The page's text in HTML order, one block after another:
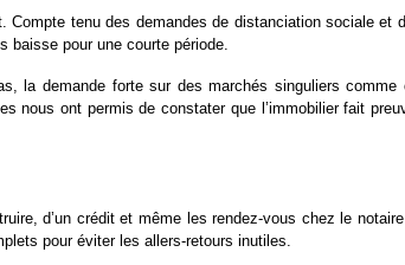
Compte tenu des demandes de distanciation sociale et
pour une courte période.
la demande forte sur des marchés singuliers comme
nous ont permis de constater que l’immobilier fait
d’un crédit et même les rendez-vous chez le
pour éviter les allers-retours inutiles.